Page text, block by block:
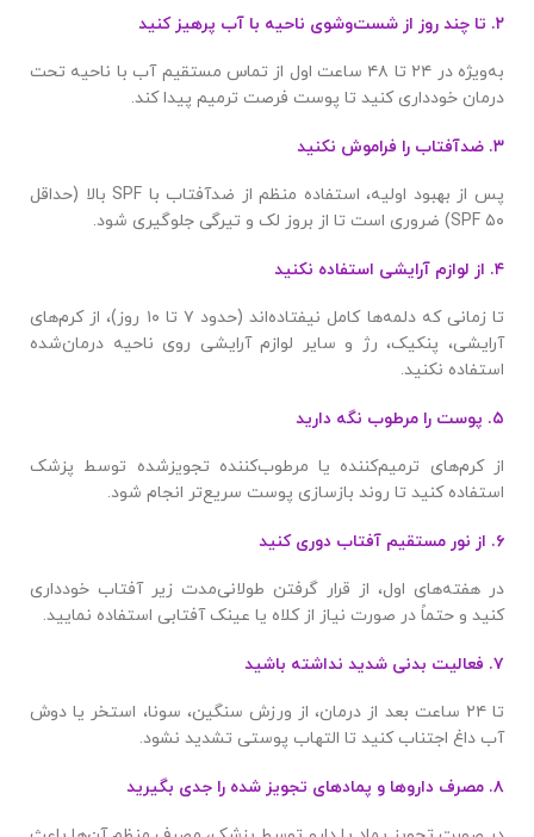
۲. تا چند روز از شست‌وشوی ناحیه با آب پرهیز کنید
به‌ویژه در ۲۴ تا ۴۸ ساعت اول از تماس مستقیم آب با ناحیه تحت
درمان خودداری کنید تا پوست فرصت ترمیم پیدا کند.
۳. ضدآفتاب را فراموش نکنید
پس از بهبود اولیه، استفاده منظم از ضدآفتاب با SPF بالا (حداقل
SPF ۵۰) ضروری است تا از بروز لک و تیرگی جلوگیری شود.
۴. از لوازم آرایشی استفاده نکنید
تا زمانی که دلمه‌ها کامل نیفتاده‌اند (حدود ۷ تا ۱۰ روز)، از کرم‌های
آرایشی، پنکیک، رژ و سایر لوازم آرایشی روی ناحیه درمان‌شده
استفاده نکنید.
۵. پوست را مرطوب نگه دارید
از کرم‌های ترمیم‌کننده یا مرطوب‌کننده تجویزشده توسط پزشک
استفاده کنید تا روند بازسازی پوست سریع‌تر انجام شود.
۶. از نور مستقیم آفتاب دوری کنید
در هفته‌های اول، از قرار گرفتن طولانی‌مدت زیر آفتاب خودداری
کنید و حتماً در صورت نیاز از کلاه یا عینک آفتابی استفاده نمایید.
۷. فعالیت بدنی شدید نداشته باشید
تا ۲۴ ساعت بعد از درمان، از ورزش سنگین، سونا، استخر یا دوش
آب داغ اجتناب کنید تا التهاب پوستی تشدید نشود.
۸. مصرف داروها و پمادهای تجویز شده را جدی بگیرید